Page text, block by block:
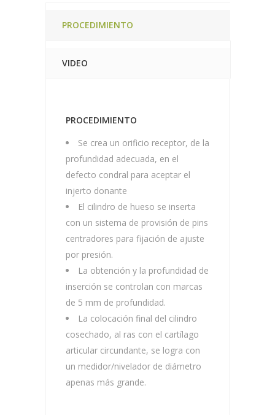
PROCEDIMIENTO
VIDEO
PROCEDIMIENTO
Se crea un orificio receptor, de la
profundidad adecuada, en el
defecto condral para aceptar el
injerto donante
El cilindro de hueso se inserta
con un sistema de provisión de pins
centradores para fijación de ajuste
por presión.
La obtención y la profundidad de
inserción se controlan con marcas
de 5 mm de profundidad.
La colocación final del cilindro
cosechado, al ras con el cartílago
articular circundante, se logra con
un medidor/nivelador de diámetro
apenas más grande.